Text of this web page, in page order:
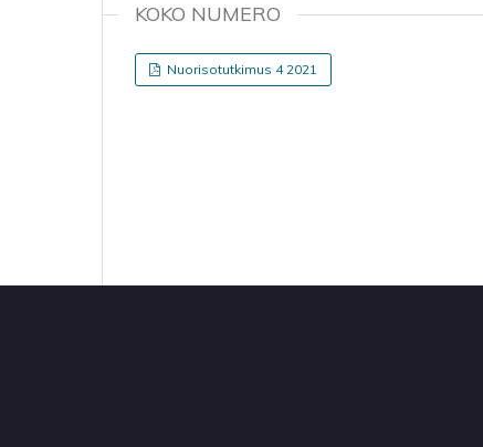
KOKO NUMERO
Nuorisotutkimus 4 2021